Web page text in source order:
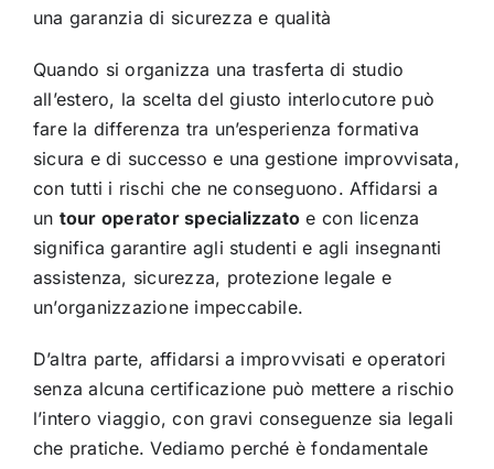
una garanzia di sicurezza e qualità
Quando si organizza una trasferta di studio
all’estero, la scelta del giusto interlocutore può
fare la differenza tra un’esperienza formativa
sicura e di successo e una gestione improvvisata,
con tutti i rischi che ne conseguono. Affidarsi a
un tour operator specializzato e con licenza
significa garantire agli studenti e agli insegnanti
assistenza, sicurezza, protezione legale e
un’organizzazione impeccabile.
D’altra parte, affidarsi a improvvisati e operatori
senza alcuna certificazione può mettere a rischio
l’intero viaggio, con gravi conseguenze sia legali
che pratiche. Vediamo perché è fondamentale